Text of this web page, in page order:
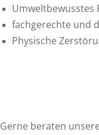
Umweltbewusstes
fachgerechte und
Physische
Gerne beraten